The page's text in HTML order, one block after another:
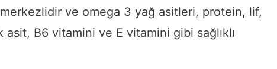
merkezlidir ve omega 3 yağ asitleri, protein, lif,
B6 vitamini ve E vitamini gibi sağlıklı